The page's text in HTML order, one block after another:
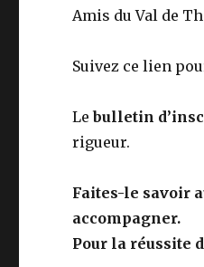
Amis du Val de
Suivez ce lien
Lebulletin
rigueur.
Faites-le savoir
accompagner.
Pour la réussite